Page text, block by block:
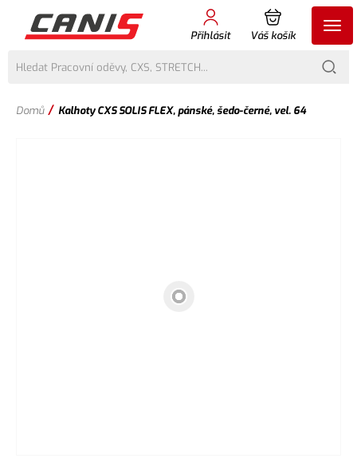
Přihlásit Váš košík
Domů / Kalhoty CXS SOLIS FLEX, pánské, šedo-černé, vel. 64